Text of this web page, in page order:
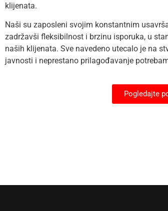
klijenata.
Naši su zaposleni svojim konstantnim
zadržavši fleksibilnost i brzinu isporuka, u
naših klijenata. Sve navedeno utecalo je na
javnosti i neprestano prilagođavanje
Pogledajte